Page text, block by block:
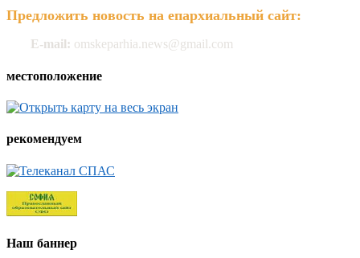
Предложить новость на епархиальный сайт:
E-mail: omskeparhia.news@gmail.com
местоположение
рекомендуем
Наш баннер